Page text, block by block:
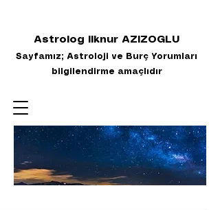
Astrolog Ilknur AZIZOGLU
Sayfamız; Astroloji ve Burç Yorumları
bilgilendirme amaçlıdır